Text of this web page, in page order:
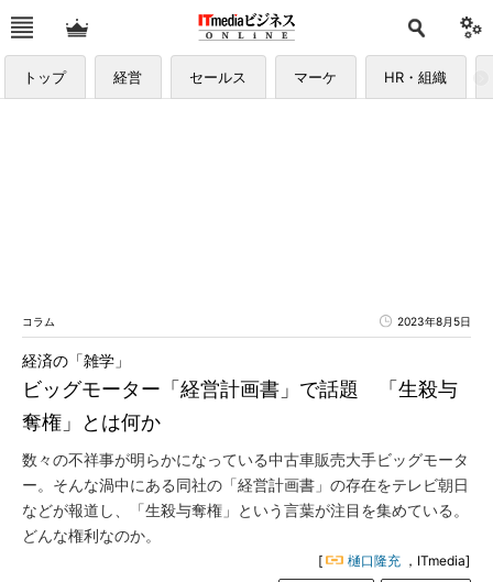
トップ 経営 セールス マーケ HR・組織
コラム 2023年8月5日
ビッグモーター「経営計画書」で話題 「生殺与
奪権」とは何か
経済の「雑学」
数々の不祥事が明らかになっている中古車販売大手ビッグモータ
ー。そんな渦中にある同社の「経営計画書」の存在をテレビ朝日
などが報道し、「生殺与奪権」という言葉が注目を集めている。
どんな権利なのか。
[ 樋口隆充 ，ITmedia]